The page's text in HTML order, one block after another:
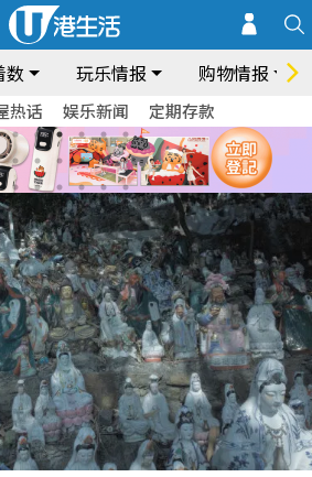
数 玩乐情报 购物情报
热话 娱乐新闻 定期存款